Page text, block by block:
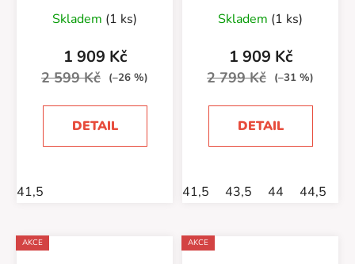
Skladem (1 ks)
1 909 Kč
2 599 Kč (–26 %)
DETAIL
41,5
Skladem (1 ks)
1 909 Kč
2 799 Kč (–31 %)
DETAIL
41,5 43,5 44 44,5
AKCE AKCE